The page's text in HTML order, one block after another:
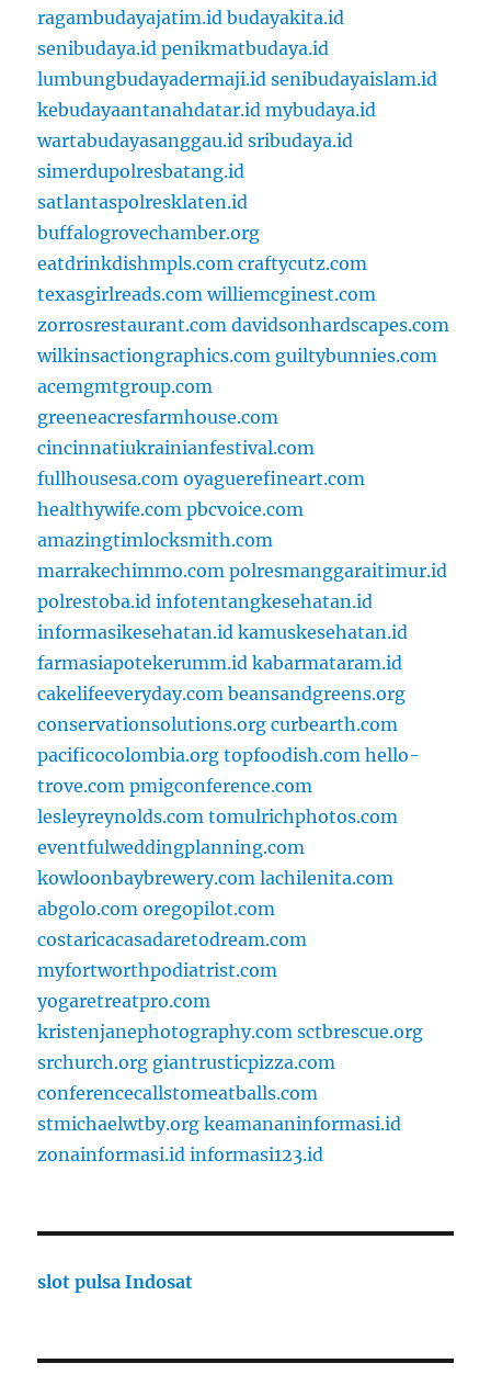
ragambudayajatim.id budayakita.id
senibudaya.id penikmatbudaya.id
lumbungbudayadermaji.id senibudayaislam.id
kebudayaantanahdatar.id mybudaya.id
wartabudayasanggau.id sribudaya.id
simerdupolresbatang.id
satlantaspolresklaten.id
buffalogrovechamber.org
eatdrinkdishmpls.com craftycutz.com
texasgirlreads.com williemcginest.com
zorrosrestaurant.com davidsonhardscapes.com
wilkinsactiongraphics.com guiltybunnies.com
acemgmtgroup.com
greeneacresfarmhouse.com
cincinnatiukrainianfestival.com
fullhousesa.com oyaguerefineart.com
healthywife.com pbcvoice.com
amazingtimlocksmith.com
marrakechimmo.com polresmanggaraitimur.id
polrestoba.id infotentangkesehatan.id
informasikesehatan.id kamuskesehatan.id
farmasiapotekerumm.id kabarmataram.id
cakelifeeveryday.com beansandgreens.org
conservationsolutions.org curbearth.com
pacificocolombia.org topfoodish.com hello-
trove.com pmigconference.com
lesleyreynolds.com tomulrichphotos.com
eventfulweddingplanning.com
kowloonbaybrewery.com lachilenita.com
abgolo.com oregopilot.com
costaricacasadaretodream.com
myfortworthpodiatrist.com
yogaretreatpro.com
kristenjanephotography.com sctbrescue.org
srchurch.org giantrusticpizza.com
conferencecallstomeatballs.com
stmichaelwtby.org keamananinformasi.id
zonainformasi.id informasi123.id
slot pulsa Indosat